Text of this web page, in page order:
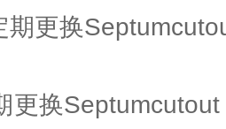
更换
换Septumcutout